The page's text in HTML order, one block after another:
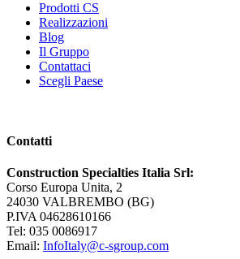
Prodotti CS
Realizzazioni
Blog
Il Gruppo
Contattaci
Scegli Paese
Contatti
Construction Specialties Italia Srl:
Corso Europa Unita, 2
24030 VALBREMBO (BG)
P.IVA 04628610166
Tel: 035 0086917
Email: InfoItaly@c-sgroup.com